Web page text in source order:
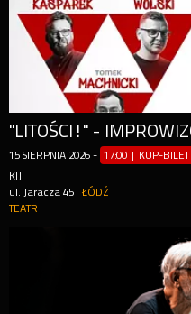
15 SIERPNIA 2026 - 17:00 | KUP-BILET
KIJ
ul. Jaracza 45
ŁÓDŹ
TEATR